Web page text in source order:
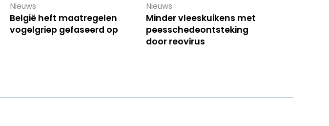
Nieuws
België heft maatregelen
vogelgriep gefaseerd op
Nieuws
Minder vleeskuikens met
peesschedeontsteking
door reovirus